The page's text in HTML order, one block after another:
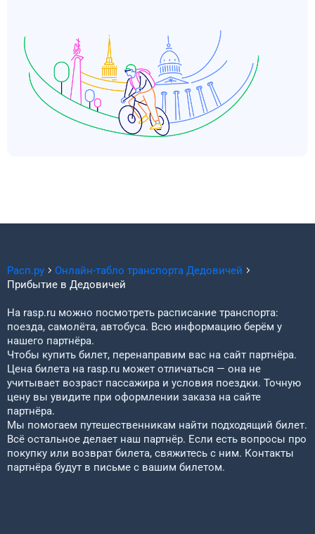
Расп.ру Онлайн-табло транспорта Дедовичей
Прибытие в Дедовичей
На rasp.ru можно посмотреть расписание транспорта:
поезда, самолёта, автобуса. Всю информацию берём у
нашего партнёра.
Чтобы купить билет, перенаправим вас на сайт партнёра.
Цена билета на rasp.ru может отличаться — она не
учитывает возраст пассажира и условия поездки. Точную
цену вы увидите при оформлении заказа на сайте
партнёра.
Мы помогаем путешественникам найти подходящий билет.
Всё остальное делает наш партнёр. Если есть вопросы про
покупку или возврат билета, свяжитесь с ним. Контакты
партнёра будут в письме с вашим билетом.